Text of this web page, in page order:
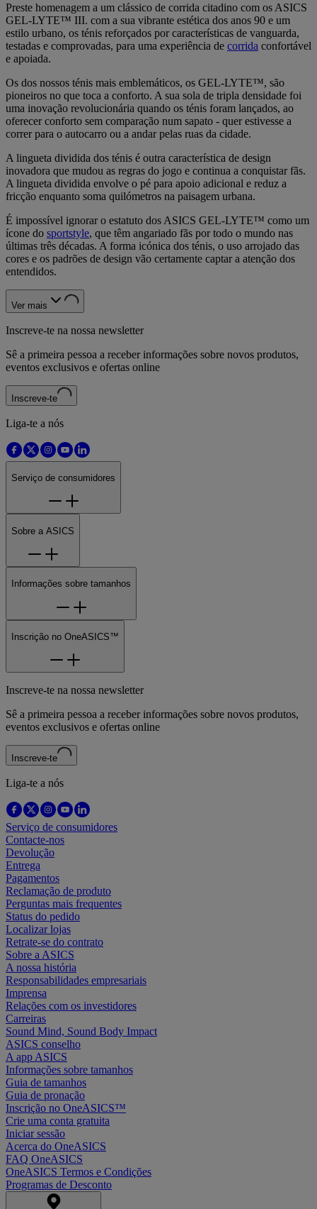
Preste homenagem a um clássico de corrida citadino com os ASICS
GEL-LYTE™ III. com a sua vibrante estética dos anos 90 e um
estilo urbano, os ténis reforçados por características de vanguarda,
testadas e comprovadas, para uma experiência de corrida confortável
e apoiada.
Os dos nossos ténis mais emblemáticos, os GEL-LYTE™, são
pioneiros no que toca a conforto. A sua sola de tripla densidade foi
uma inovação revolucionária quando os ténis foram lançados, ao
oferecer conforto sem comparação num sapato - quer estivesse a
correr para o autocarro ou a andar pelas ruas da cidade.
A lingueta dividida dos ténis é outra característica de design
inovadora que mudou as regras do jogo e continua a conquistar fãs.
A lingueta dividida envolve o pé para apoio adicional e reduz a
fricção enquanto soma quilómetros na paisagem urbana.
É impossível ignorar o estatuto dos ASICS GEL-LYTE™ como um
ícone do sportstyle, que têm angariado fãs por todo o mundo nas
últimas três décadas. A forma icónica dos ténis, o uso arrojado das
cores e os padrões de design vão certamente captar a atenção dos
entendidos.
Ver mais
Inscreve-te na nossa newsletter
Sê a primeira pessoa a receber informações sobre novos produtos,
eventos exclusivos e ofertas online
Inscreve-te
Liga-te a nós
Serviço de consumidores
Sobre a ASICS
Informações sobre tamanhos
Inscrição no OneASICS™
Inscreve-te na nossa newsletter
Sê a primeira pessoa a receber informações sobre novos produtos,
eventos exclusivos e ofertas online
Inscreve-te
Liga-te a nós
Serviço de consumidores
Contacte-nos
Devolução
Entrega
Pagamentos
Reclamação de produto
Perguntas mais frequentes
Status do pedido
Localizar lojas
Retrate-se do contrato
Sobre a ASICS
A nossa história
Responsabilidades empresariais
Imprensa
Relações com os investidores
Carreiras
Sound Mind, Sound Body Impact
ASICS conselho
A app ASICS
Informações sobre tamanhos
Guia de tamanhos
Guia de pronação
Inscrição no OneASICS™
Crie uma conta gratuita
Iniciar sessão
Acerca do OneASICS
FAQ OneASICS
OneASICS Termos e Condições
Programas de Desconto